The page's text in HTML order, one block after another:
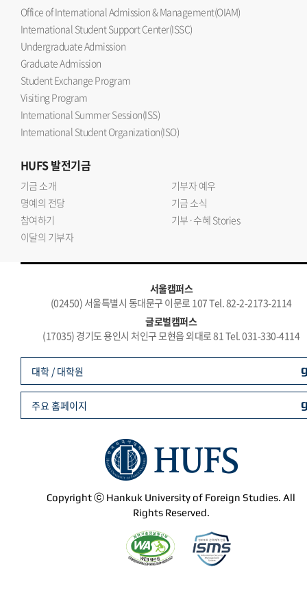
Office of International Admission & Management(OIAM)
International Student Support Center(ISSC)
Undergraduate Admission
Graduate Admission
Student Exchange Program
Visiting Program
International Summer Session(ISS)
International Student Organization(ISO)
HUFS발전기금
기금 소개
기부자 예우
명예의 전당
기금 소식
참여하기
기부·수혜 Stories
이달의 기부자
서울캠퍼스
(02450) 서울특별시 동대문구 이문로 107 Tel. 82-2-2173-2114
글로벌캠퍼스
(17035) 경기도 용인시 처인구 모현읍 외대로 81 Tel. 031-330-4114
Copyright ⓒ Hankuk University of Foreign Studies. All
Rights Reserved.
대학 / 대학원
주요 홈페이지